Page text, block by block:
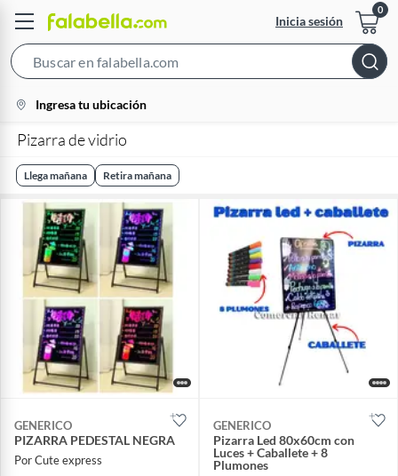
Inicia sesión
Bar
location-
icon
Ingresa tu ubicación
Pizarra de vidrio
Llega mañana Retira mañana
GENERICO
PIZARRA PEDESTAL NEGRA
Por Cute express
GENERICO
Pizarra Led 80x60cm con
Luces + Caballete + 8
Plumones